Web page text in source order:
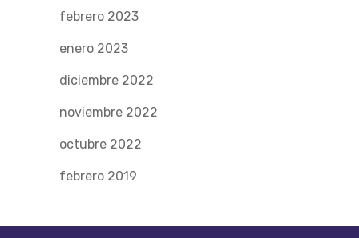
febrero 2023
enero 2023
diciembre 2022
noviembre 2022
octubre 2022
febrero 2019